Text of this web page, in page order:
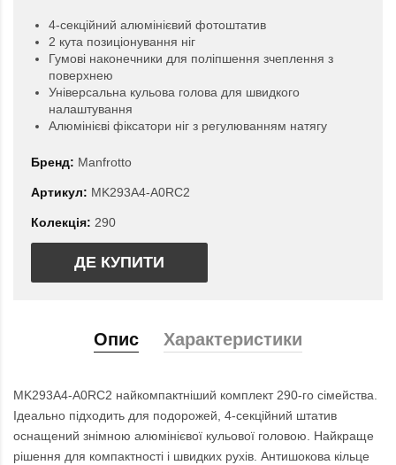
4-секційний алюмінієвий фотоштатив
2 кута позиціонування ніг
Гумові наконечники для поліпшення зчеплення з
поверхнею
Універсальна кульова голова для швидкого
налаштування
Алюмінієві фіксатори ніг з регулюванням натягу
Бренд: Manfrotto
Артикул: MK293A4-A0RC2
Колекція: 290
ДЕ КУПИТИ
Опис Характеристики
MK293A4-A0RC2 найкомпактніший комплект 290-го сімейства.
Ідеально підходить для подорожей, 4-секційний штатив
оснащений знімною алюмінієвої кульової головою. Найкраще
рішення для компактності і швидких рухів. Антишокова кільце